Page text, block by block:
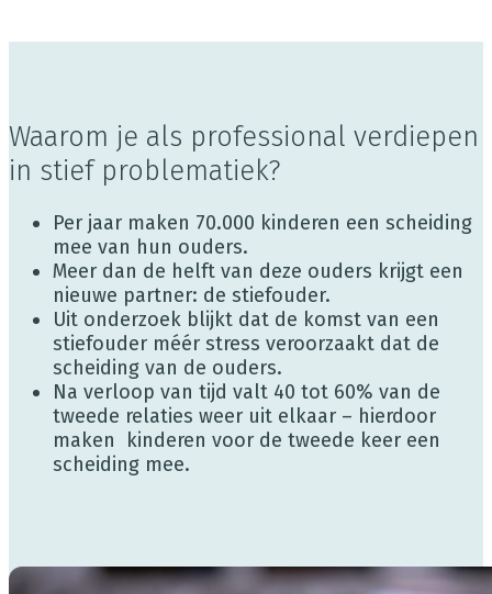
Waarom je als professional verdiepen
in stief problematiek?
Per jaar maken 70.000 kinderen een scheiding
mee van hun ouders.
Meer dan de helft van deze ouders krijgt een
nieuwe partner: de stiefouder.
Uit onderzoek blijkt dat de komst van een
stiefouder méér stress veroorzaakt dat de
scheiding van de ouders.
Na verloop van tijd valt 40 tot 60% van de
tweede relaties weer uit elkaar – hierdoor
maken kinderen voor de tweede keer een
scheiding mee.